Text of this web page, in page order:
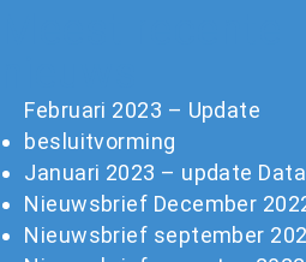
Februari 2023 – Update
besluitvorming
Januari 2023 – update Data
Nieuwsbrief December
Nieuwsbrief september